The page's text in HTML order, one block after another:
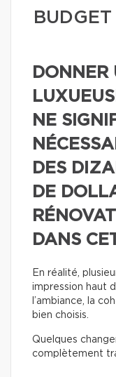
BUDGET
DONNER
NE
DES
DE
DANS
En réalité,
impression haut
l’ambiance, la
bien choisis.
Quelques
complètement